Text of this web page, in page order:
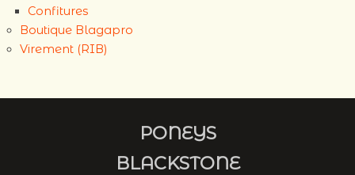
Confitures
Boutique Blagapro
Virement (RIB)
PONEYS
BLACKSTONE